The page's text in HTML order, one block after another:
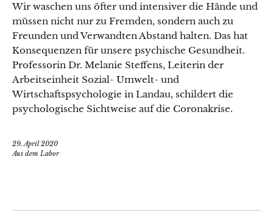
Wir waschen uns öfter und intensiver die Hände und
müssen nicht nur zu Fremden, sondern auch zu
Freunden und Verwandten Abstand halten. Das hat
Konsequenzen für unsere psychische Gesundheit.
Professorin Dr. Melanie Steffens, Leiterin der
Arbeitseinheit Sozial- Umwelt- und
Wirtschaftspsychologie in Landau, schildert die
psychologische Sichtweise auf die Coronakrise.
29. April 2020
Aus dem Labor